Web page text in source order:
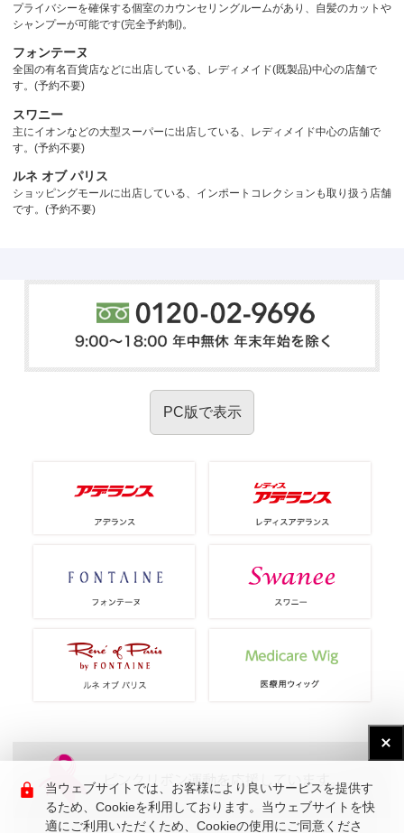
プライバシーを確保する個室のカウンセリングルームがあり、自髪のカットや
シャンプーが可能です(完全予約制)。
フォンテーヌ
全国の有名百貨店などに出店している、レディメイド(既製品)中心の店舗で
す。(予約不要)
スワニー
主にイオンなどの大型スーパーに出店している、レディメイド中心の店舗で
す。(予約不要)
ルネ オブ パリス
ショッピングモールに出店している、インポートコレクションも取り扱う店舗
です。(予約不要)
PC版で表示
当ウェブサイトでは、お客様により良いサービスを提供す
るため、Cookieを利用しております。当ウェブサイトを快
適にご利用いただくため、Cookieの使用にご同意くださ